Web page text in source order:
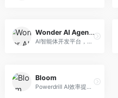
Wonder AI Agents
AI智能体开发平台，专注于低代码智能体创建。面向开发者，提供可视化开发、模板库、部署服务等功能，开发门槛低。
Bloom
Powerdrill AI效率提升平台，专注于企业智能化。面向企业用户，提供智能体创建、流程自动化、数据分析等服务，企业效率提升显著。